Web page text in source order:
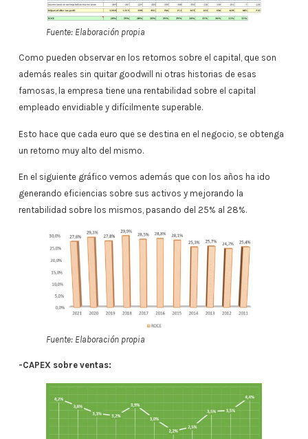
Fuente: Elaboración propia
Como pueden observar en los retornos sobre el capital, que son
además reales sin quitar goodwill ni otras historias de esas
famosas, la empresa tiene una rentabilidad sobre el capital
empleado envidiable y difícilmente superable.
Esto hace que cada euro que se destina en el negocio, se obtenga
un retorno muy alto del mismo.
En el siguiente gráfico vemos además que con los años ha ido
generando eficiencias sobre sus activos y mejorando la
rentabilidad sobre los mismos, pasando del 25% al 28%.
Fuente: Elaboración propia
-CAPEX sobre ventas: